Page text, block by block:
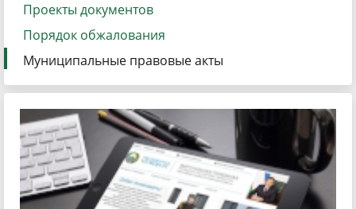
Проекты документов
Порядок обжалования
Муниципальные правовые акты